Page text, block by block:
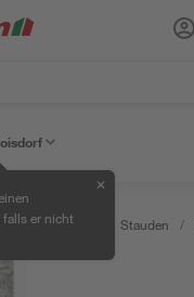
, falls er nicht
✕
/ Pflanzen Stauden /